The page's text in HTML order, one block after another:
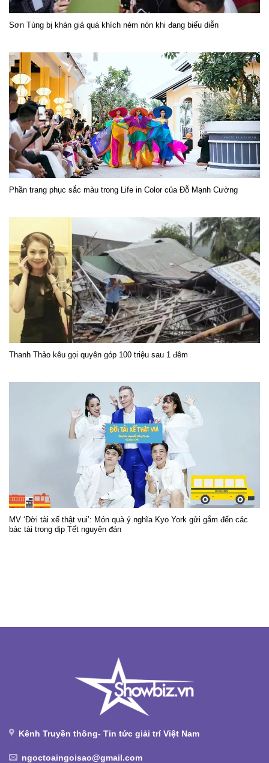
Sơn Tùng bị khán giả quá khích ném nón khi đang biểu diễn
Phần trang phục sắc màu trong Life in Color của Đỗ Mạnh Cường
Thanh Thảo kêu gọi quyên góp 100 triệu sau 1 đêm
MV ‘Đời tài xế thật vui’: Món quà ý nghĩa Kyo York gửi gắm đến các
bác tài trong dịp Tết nguyên đán
Kênh Truyền thông- Tin tức giải trí Việt Nam
ngoctoaingoisao@gmail.com